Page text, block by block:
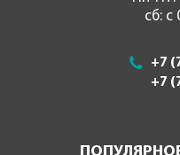
сб: с
+7
+7